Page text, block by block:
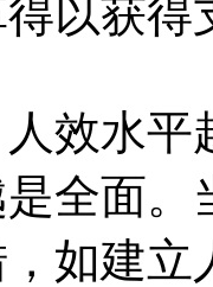
以获得
效水平
全面。
如建立